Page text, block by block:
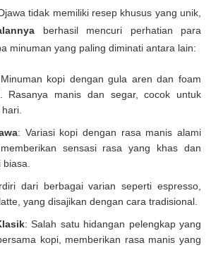
tidak memiliki resep khusus yang unik,
berhasil mencuri perhatian para
minuman yang paling diminati antara lain:
kopi dengan gula aren dan foam
Rasanya manis dan segar, cocok untuk
: Variasi kopi dengan rasa manis alami
sensasi rasa yang khas dan
biasa.
dari berbagai varian seperti espresso,
yang disajikan dengan cara tradisional.
: Salah satu hidangan pelengkap yang
kopi, memberikan rasa manis yang